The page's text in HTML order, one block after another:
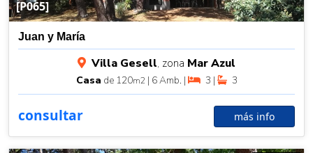
[P065]
Juan y María
Villa Gesell, zona Mar Azul
Casa de 120m2 | 6 Amb. | 3 | 3
consultar más info